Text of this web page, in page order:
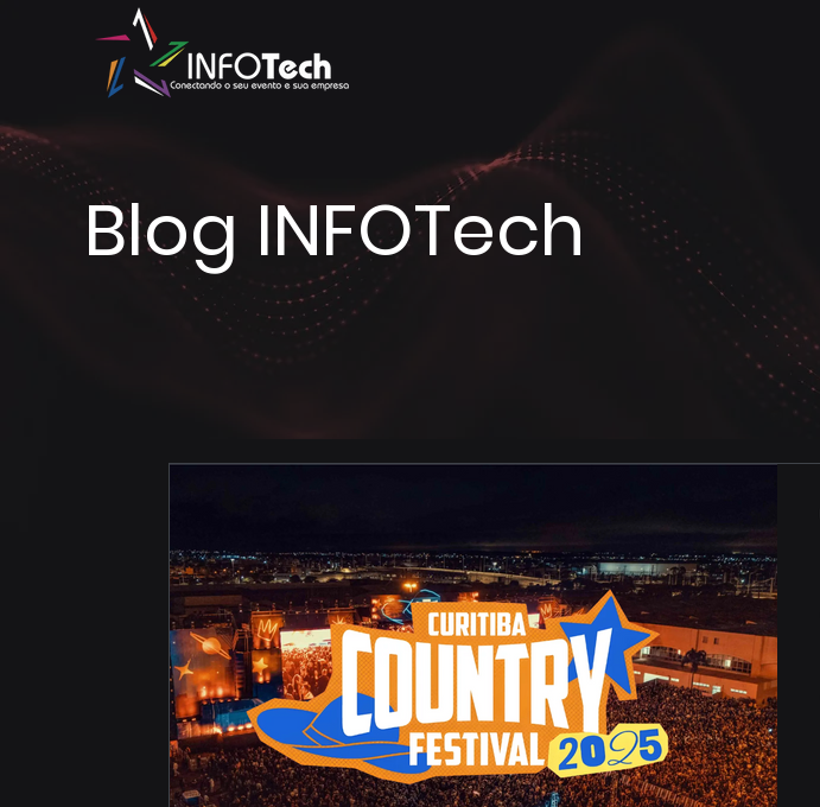
Blog INFOTech